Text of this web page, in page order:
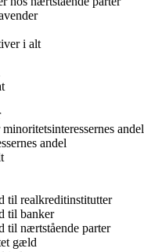
i alt
andel
andel
til realkreditinstitutter
til banker
til nærtstående parter
gæld